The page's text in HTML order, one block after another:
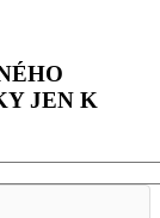
JEN K